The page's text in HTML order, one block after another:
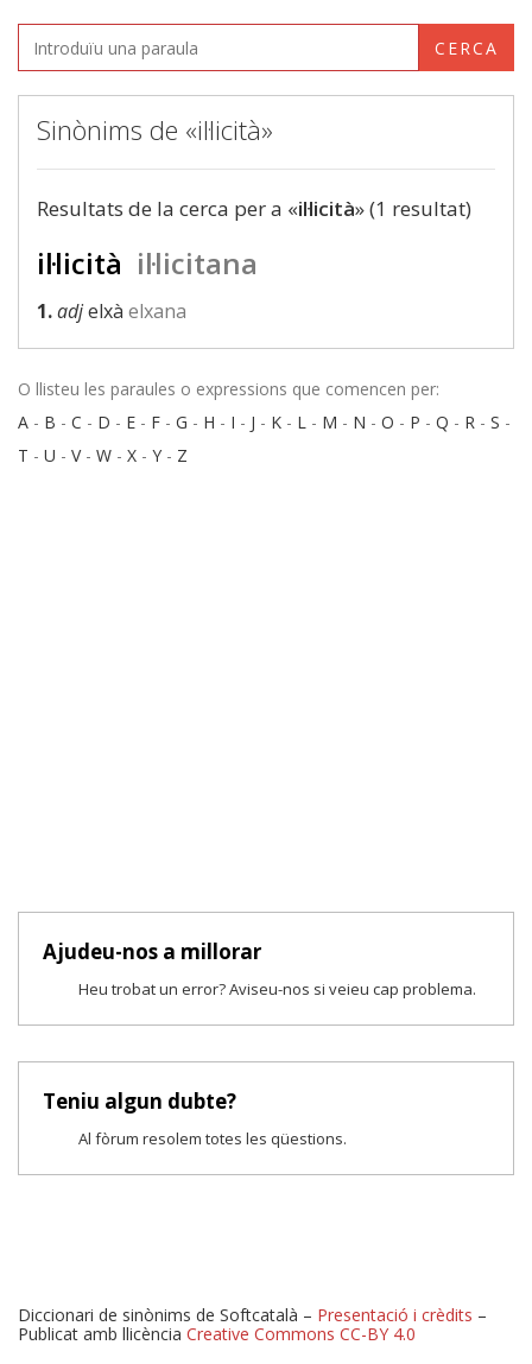
CERCA
Sinònims de «il·licità»
Resultats de la cerca per a «il·licità» (1 resultat)
il·licità il·licitana
1.adjelxà elxana
O llisteu les paraules o expressions que comencen per:
A - B - C - D - E - F - G - H - I - J - K - L - M - N - O - P - Q - R - S -
T - U - V- W - X - Y - Z
Ajudeu-nos a millorar
Heu trobat un error? Aviseu-nos si veieu cap problema.
Teniu algun dubte?
Al fòrum resolem totes les qüestions.
Diccionari de sinònims de Softcatalà – Presentació i crèdits –
Publicat amb llicència Creative Commons CC-BY 4.0